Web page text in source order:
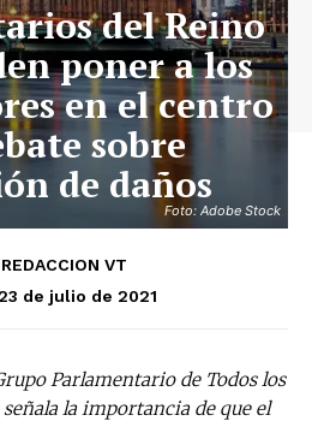
Foto: Adobe Stock
del Reino
poner a los
en el centro
sobre
de daños
REDACCION VT
de julio de 2021
Parlamentario de Todos los
la importancia de que el